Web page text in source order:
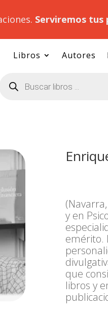
Serviremos tus
Libros Autores
productos
y en
emérito.
que
libros y